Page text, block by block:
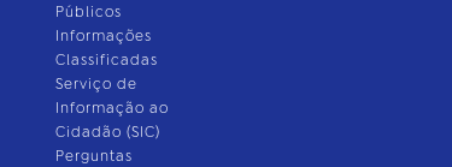
Públicos
Informações
Classificadas
Serviço de
Informação ao
Cidadão (SIC)
Perguntas